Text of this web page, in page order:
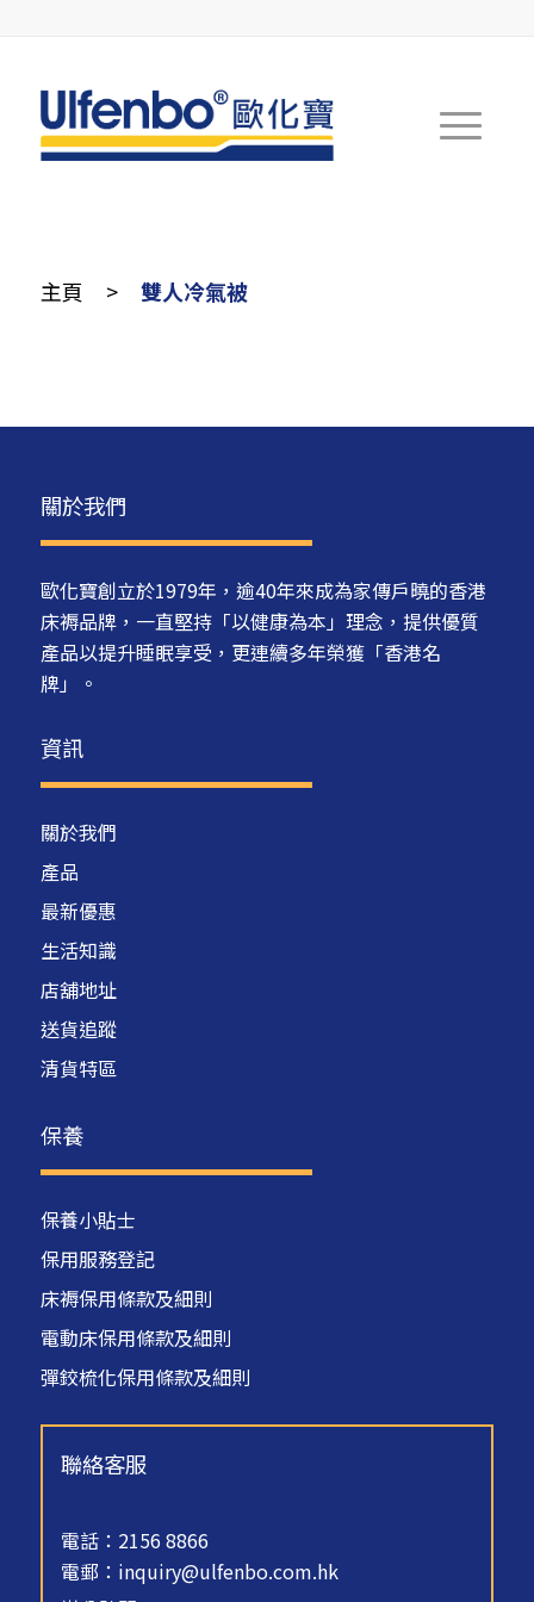
主頁 > 雙人冷氣被
關於我們
歐化寶創立於1979年，逾40年來成為家傳戶曉的香港
床褥品牌，一直堅持「以健康為本」理念，提供優質
產品以提升睡眠享受，更連續多年榮獲「香港名
牌」。
資訊
關於我們
產品
最新優惠
生活知識
店舖地址
送貨追蹤
清貨特區
保養
保養小貼士
保用服務登記
床褥保用條款及細則
電動床保用條款及細則
彈鉸梳化保用條款及細則
聯絡客服
電話：2156 8866
電郵： inquiry@ulfenbo.com.hk